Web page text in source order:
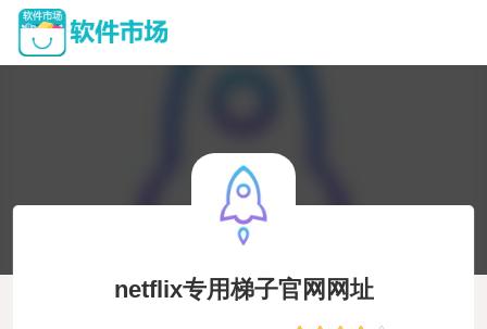
netflix专用梯子官网网址